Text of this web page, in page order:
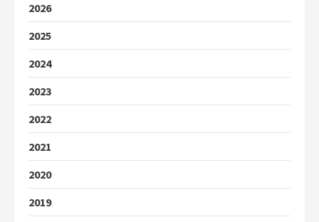
2026
2025
2024
2023
2022
2021
2020
2019